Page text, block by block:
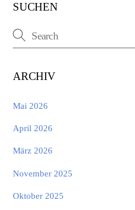
SUCHEN
ARCHIV
Mai 2026
April 2026
März 2026
November 2025
Oktober 2025